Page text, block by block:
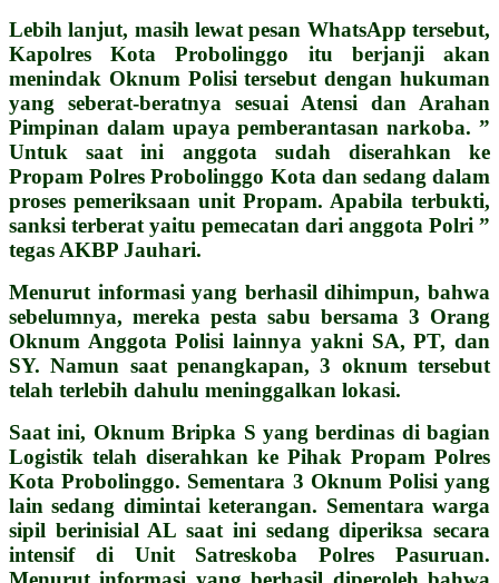
Lebih lanjut, masih lewat pesan WhatsApp tersebut,
Kapolres Kota Probolinggo itu berjanji akan
menindak Oknum Polisi tersebut dengan hukuman
yang seberat-beratnya sesuai Atensi dan Arahan
Pimpinan dalam upaya pemberantasan narkoba. ”
Untuk saat ini anggota sudah diserahkan ke
Propam Polres Probolinggo Kota dan sedang dalam
proses pemeriksaan unit Propam. Apabila terbukti,
sanksi terberat yaitu pemecatan dari anggota Polri ”
tegas AKBP Jauhari.
Menurut informasi yang berhasil dihimpun, bahwa
sebelumnya, mereka pesta sabu bersama 3 Orang
Oknum Anggota Polisi lainnya yakni SA, PT, dan
SY. Namun saat penangkapan, 3 oknum tersebut
telah terlebih dahulu meninggalkan lokasi.
Saat ini, Oknum Bripka S yang berdinas di bagian
Logistik telah diserahkan ke Pihak Propam Polres
Kota Probolinggo. Sementara 3 Oknum Polisi yang
lain sedang dimintai keterangan. Sementara warga
sipil berinisial AL saat ini sedang diperiksa secara
intensif di Unit Satreskoba Polres Pasuruan.